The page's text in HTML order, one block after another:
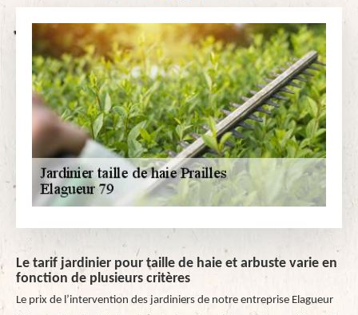
Le tarif jardinier pour taille de haie et arbuste varie en
fonction de plusieurs critères
Le prix de l’intervention des jardiniers de notre entreprise Elagueur